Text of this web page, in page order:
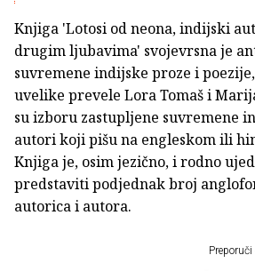
Knjiga 'Lotosi od neona, indijski
drugim ljubavima' svojevrsna je
suvremene indijske proze i
uvelike prevele Lora Tomaš i
su izboru zastupljene suvremene
autori koji pišu na engleskom ili
Knjiga je, osim jezično, i rodno
predstaviti podjednak broj
autorica i autora.